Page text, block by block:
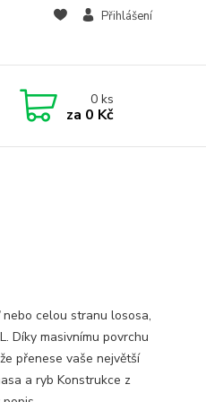
Přihlášení
0ks
za 0 Kč
celou stranu lososa,
Díky masivnímu povrchu
přenese vaše největší
a ryb Konstrukce z